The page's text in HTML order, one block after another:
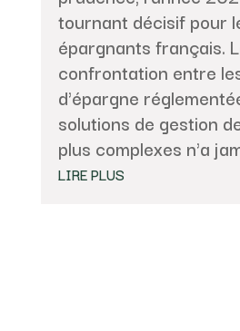
tournant décisif pour
épargnants français.
confrontation entre
d'épargne
solutions de gestion
plus complexes n'a
LIRE PLUS